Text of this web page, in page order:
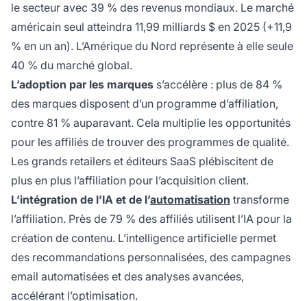
le secteur avec 39 % des revenus mondiaux. Le marché
américain seul atteindra 11,99 milliards $ en 2025 (+11,9
% en un an). L’Amérique du Nord représente à elle seule
40 % du marché global.
L’adoption par les marques s’accélère : plus de 84 %
des marques disposent d’un programme d’affiliation,
contre 81 % auparavant. Cela multiplie les opportunités
pour les affiliés de trouver des programmes de qualité.
Les grands retailers et éditeurs SaaS plébiscitent de
plus en plus l’affiliation pour l’acquisition client.
L’intégration de l’IA et de l’automatisation transforme
l’affiliation. Près de 79 % des affiliés utilisent l’IA pour la
création de contenu. L’intelligence artificielle permet
des recommandations personnalisées, des campagnes
email automatisées et des analyses avancées,
accélérant l’optimisation.